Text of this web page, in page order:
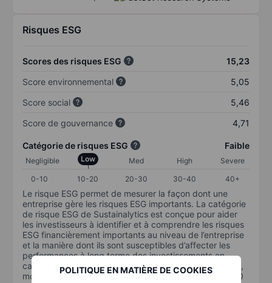
POLITIQUE EN MATIÈRE DE COOKIES
Risques ESG
Scores des risques ESG
15,23
Score environnemental
5,05
Score social
5,46
Score de gouvernance
4,71
Catégorie de risques ESG Faible
Negligible Low Med High
Severe
0-10
10-20 20-30 30-40 40+
Le risque ESG permet de mesurer la façon dont une
entreprise gère les risques ESG importants. La catégorie
de risque ESG de Sustainalytics est conçue pour aider
les investisseurs à identifier et à comprendre les risques
ESG financièrement importants au niveau de l’entreprise
et la manière dont ils sont susceptibles d’affecter les
performances à long terme des investissements en
capital. L’échelle va de 0 à 100. Plus le risque est faible,
moins il est important (0 équivaut à aucun risque et 100